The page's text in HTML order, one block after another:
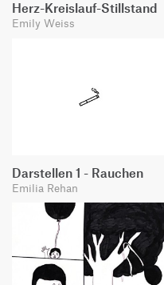
Herz-Kreislauf-Stillstand
Emily Weiss
Darstellen 1 - Rauchen
Emilia Rehan